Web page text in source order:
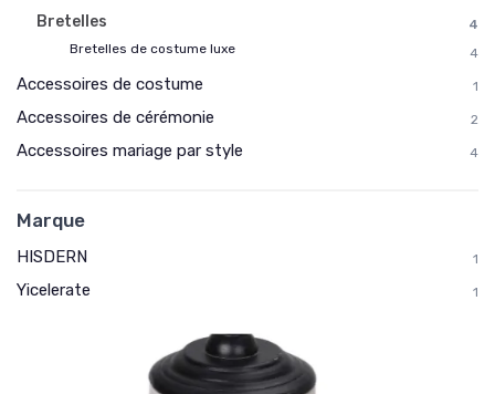
Bretelles
4
Bretelles de costume luxe
4
Accessoires de costume 1
Accessoires de cérémonie 2
Accessoires mariage par style 4
Marque
HISDERN 1
Yicelerate 1